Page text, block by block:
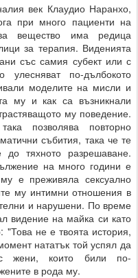
век Клаудио Наранхо,
при много пациенти на
вещество има редица
за терапия. Виденията
със самия субект или с
по-дълбокото
моделите на мисли и
му и как са възникнали
му поведение.
позволява повторно
събития, така че те
тяхното разрешаване.
на много години е
е преживяла сексуално
му интимни отношения в
и нарушени. По време
видение на майка си като
"Това не е твоята история,
нататък той успял да
жени, които били по-
в рода му.